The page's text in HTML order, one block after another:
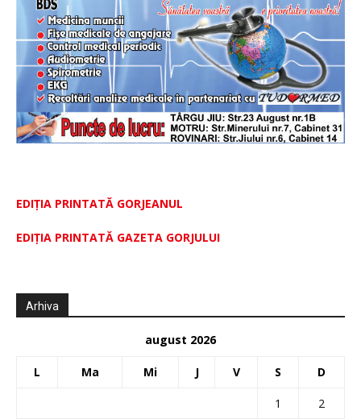
EDIȚIA PRINTATĂ GORJEANUL
EDIŢIA PRINTATĂ GAZETA GORJULUI
Arhiva
august 2026
L Ma Mi J V S D
1 2